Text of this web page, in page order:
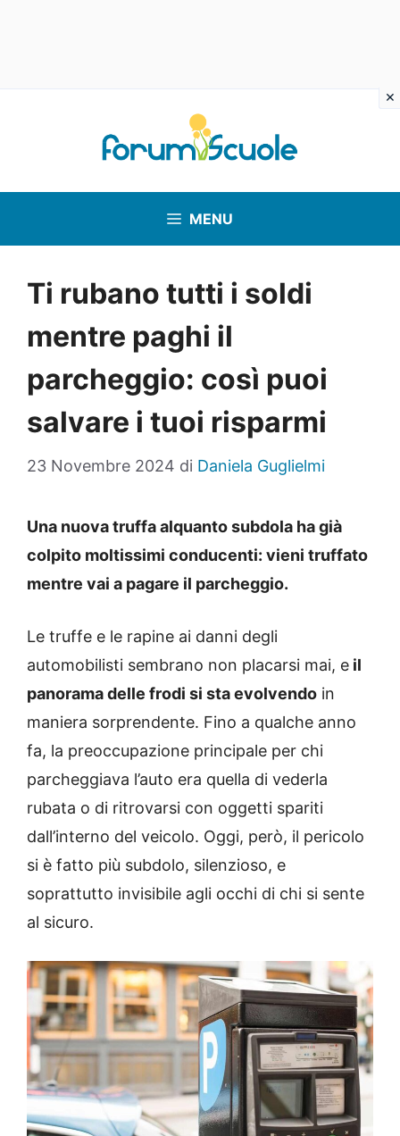
MENU
Ti rubano tutti i soldi
mentre paghi il
parcheggio: così puoi
salvare i tuoi risparmi
23 Novembre 2024 di Daniela Guglielmi
Una nuova truffa alquanto subdola ha già
colpito moltissimi conducenti: vieni truffato
mentre vai a pagare il parcheggio.
Le truffe e le rapine ai danni degli
automobilisti sembrano non placarsi mai, e il
panorama delle frodi si sta evolvendo in
maniera sorprendente. Fino a qualche anno
fa, la preoccupazione principale per chi
parcheggiava l’auto era quella di vederla
rubata o di ritrovarsi con oggetti spariti
dall’interno del veicolo. Oggi, però, il pericolo
si è fatto più subdolo, silenzioso, e
soprattutto invisibile agli occhi di chi si sente
al sicuro.